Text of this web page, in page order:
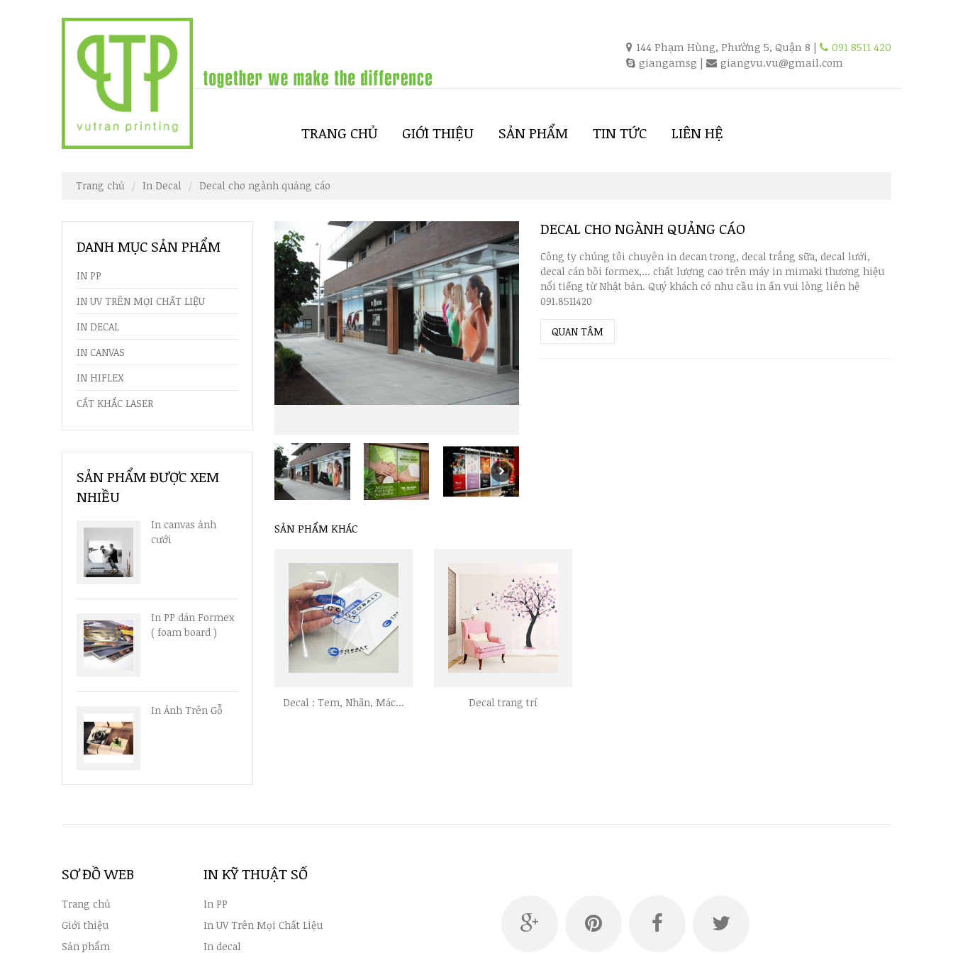
144 Phạm Hùng, Phường 5, Quận 8 |
091 8511 420
giangamsg | giangvu.vu@gmail.com
TRANG CHỦ GIỚI THIỆU SẢN PHẨM TIN TỨC LIÊN HỆ
Trang chủ In Decal Decal cho ngành quảng cáo
DECAL CHO NGÀNH QUẢNG CÁO
Công ty chúng tôi chuyên in decan trong, decal trắng sữa, decal lưới,
decal cán bồi formex,... chất lượng cao trên máy in mimaki thương hiệu
nổi tiếng từ Nhật bản. Quý khách có nhu cầu in ấn vui lòng liên hệ
091.8511420
QUAN TÂM
SẢN PHẨM KHÁC
Decal : Tem, Nhãn, Mác... Decal trang trí
DANH MỤC SẢN PHẨM
IN PP
IN UV TRÊN MỌI CHẤT LIỆU
IN DECAL
IN CANVAS
IN HIFLEX
CẮT KHẮC LASER
SẢN PHẨM ĐƯỢC XEM
NHIỀU
In canvas ảnh
cưới
In PP dán Formex
( foam board )
In Ảnh Trên Gỗ
SƠ ĐỒ WEB
Trang chủ
Giới thiệu
Sản phẩm
IN KỸ THUẬT SỐ
In PP
In UV Trên Mọi Chất Liệu
In decal